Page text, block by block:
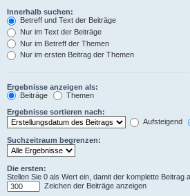
Innerhalb suchen:
Betreff und Text der Beiträge
Nur im Text der Beiträge
Nur im Betreff der Themen
Nur im ersten Beitrag der Themen
Ergebnisse anzeigen als:
Beiträge
Themen
Ergebnisse sortieren nach:
Aufsteigend
Suchzeitraum begrenzen:
Die ersten:
Stellen Sie 0 als Wert ein, damit der komplette Beitrag
Zeichen der Beiträge anzeigen